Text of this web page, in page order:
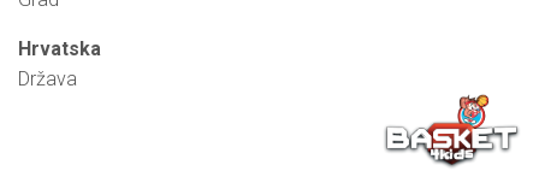
Hrvatska
Država